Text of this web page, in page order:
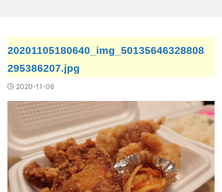
20201105180640_img_50135646328808
295386207.jpg
2020-11-06